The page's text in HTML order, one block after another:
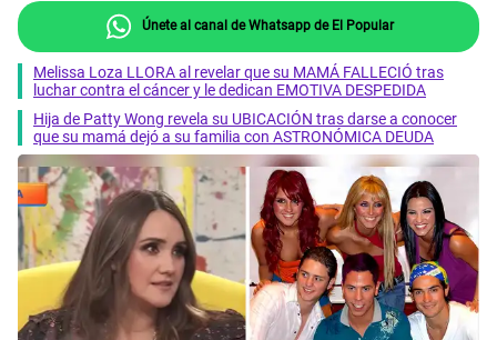
Únete al canal de Whatsapp de El Popular
Melissa Loza LLORA al revelar que su MAMÁ FALLECIÓ tras
luchar contra el cáncer y le dedican EMOTIVA DESPEDIDA
Hija de Patty Wong revela su UBICACIÓN tras darse a conocer
que su mamá dejó a su familia con ASTRONÓMICA DEUDA